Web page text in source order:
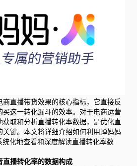
直播带货效果的核心指标，它直接反
买这一转化漏斗的效率。对于电商运营
获取和分析直播转化率数据，是优化直
键。本文将详细介绍如何利用蝉妈妈
化地查看和深度解读直播转化率数
直播转化率的数据构成